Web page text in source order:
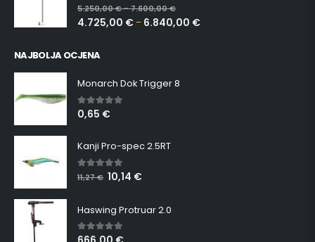
0 out of 5
5.250,00€–7.600,00€
4.725,00 € – 6.840,00 €
NAJBOLJA OCJENA
Monarch Dok Trigger 8
5.00 out of 5
0,65 €
Kanji Pro-spec 2.5RT
5.00out of 5
11,27€ 10,14 €
Haswing Protruar 2.0
5.00 out of 5